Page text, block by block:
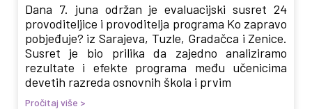
Dana 7. juna održan je evaluacijski susret 24
provoditeljice i provoditelja programa Ko zapravo
pobjeđuje? iz Sarajeva, Tuzle, Gradačca i Zenice.
Susret je bio prilika da zajedno analiziramo
rezultate i efekte programa među učenicima
devetih razreda osnovnih škola i prvim
Pročitaj više >